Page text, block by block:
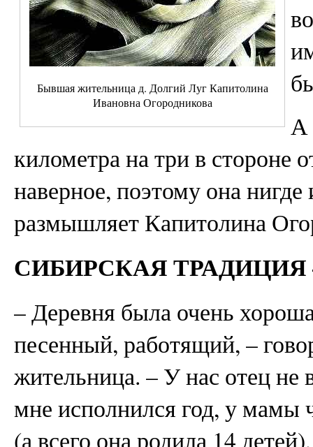
Бывшая жительница д. Долгий Луг Капитолина
Ивановна Огородникова
А
километра на три в стороне
наверное, поэтому она
размышляет Капитолина
СИБИРСКАЯ
– Деревня была очень
песенный, работящий, –
жительница. – У нас отец не
мне исполнился год, у мамы
(а всего она родила 14